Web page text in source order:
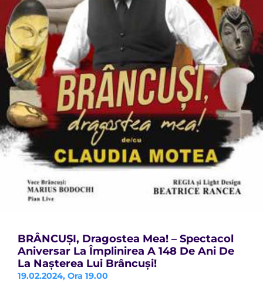
BRÂNCUȘI, Dragostea Mea! – Spectacol
Aniversar La Împlinirea A 148 De Ani De
La Nașterea Lui Brâncuși!
19.02.2024, Ora 19.00